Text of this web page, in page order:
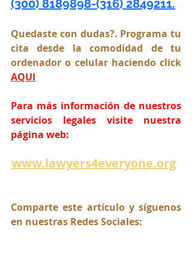
(300) 8189898-(316) 2849211.
Quedaste con dudas?. Programa tu
cita desde la comodidad de tu
AQUI
Para más información de nuestros
servicios legales visite nuestra
página web:
www.lawyers4everyone.org
Comparte este artículo y síguenos
en nuestras Redes Sociales: